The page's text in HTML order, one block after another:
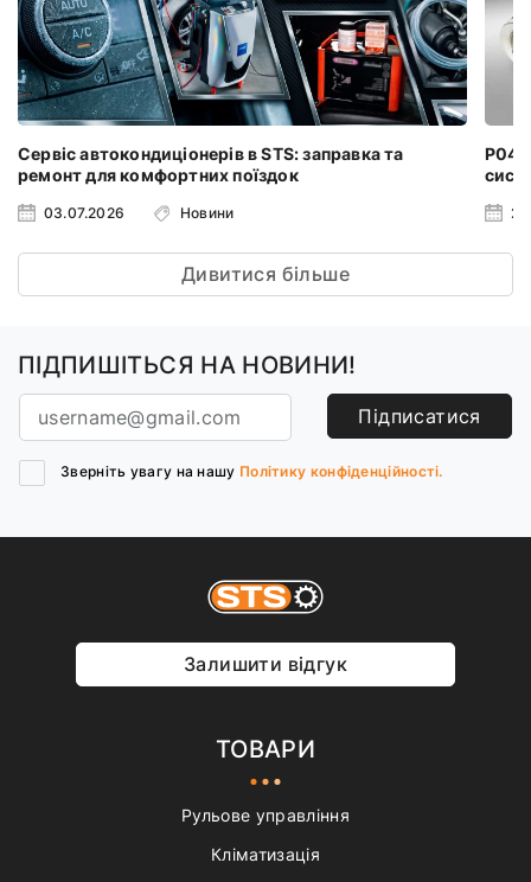
Сервіс автокондиціонерів в STS: заправка та
ремонт для комфортних поїздок
03.07.2026 Новини
Дивитися більше
ПІДПИШІТЬСЯ НА НОВИНИ!
Підписатися
Зверніть увагу на нашу Політику конфіденційності.
Залишити відгук
ТОВАРИ
Рульове управління
Кліматизація